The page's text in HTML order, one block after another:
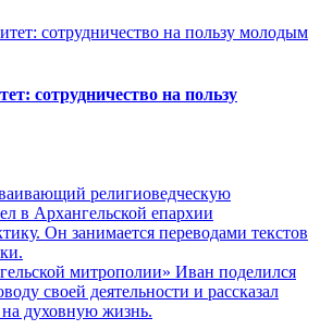
сотрудничество на пользу
религиоведческую
в Архангельской епархии
Он занимается переводами текстов
митрополии» Иван поделился
своей деятельности и рассказал
на духовную жизнь.